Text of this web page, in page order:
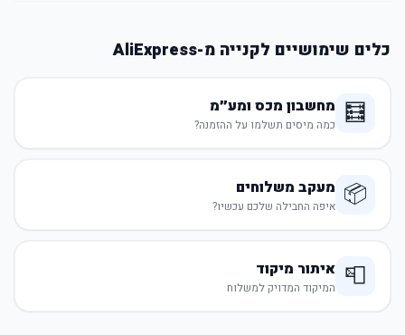
כלים שימושיים לקנייה מ-AliExpress
🧮 מחשבון מכס ומע״מ
כמה מיסים תשלמו על ההזמנה?
📦 מעקב משלוחים
איפה החבילה שלכם עכשיו?
📮 איתור מיקוד
המיקוד המדויק למשלוח